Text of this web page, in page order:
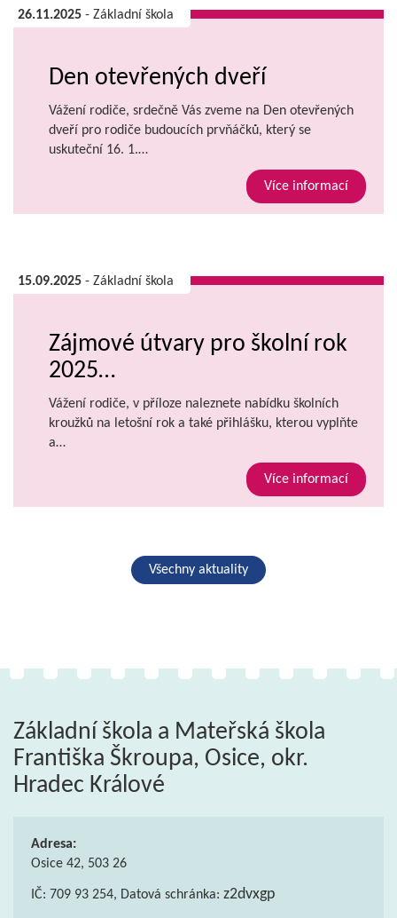
26.11.2025 - Základní škola
Den otevřených dveří
Vážení rodiče, srdečně Vás zveme na Den otevřených
dveří pro rodiče budoucích prvňáčků, který se
uskuteční 16. 1.…
Více informací
15.09.2025 - Základní škola
Zájmové útvary pro školní rok
2025…
Vážení rodiče, v příloze naleznete nabídku školních
kroužků na letošní rok a také přihlášku, kterou vyplňte
a…
Více informací
Všechny aktuality
Základní škola a Mateřská škola
Františka Škroupa, Osice, okr.
Hradec Králové
Adresa:
Osice 42, 503 26
IČ: 709 93 254, Datová schránka: z2dvxgp